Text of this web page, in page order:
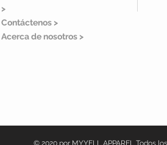
>
Contáctenos >
Acerca de nosotros >
© 2020 por MYYELL APPAREL Todos